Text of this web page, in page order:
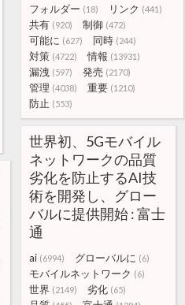
フォルダー (18) リンク (441)
共有 (920) 制御 (472)
可能に (627) 同時 (244)
対策 (4722) 情報 (13931)
漏洩 (597) 発売 (2170)
管理 (4038) 重要 (1210)
防止 (553)
世界初、5Gモバイル
ネットワークの品質
劣化を防止するAI技
術を開発し、グロー
バルに提供開始 : 富士
通
ai (6994) グローバルに (6)
モバイルネットワーク (6)
世界 (2149) 劣化 (65)